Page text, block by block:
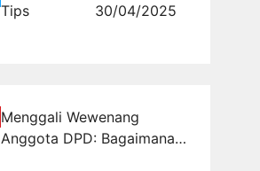
Tips
30/04/2025
Menggali Wewenang
Anggota DPD: Bagaimana